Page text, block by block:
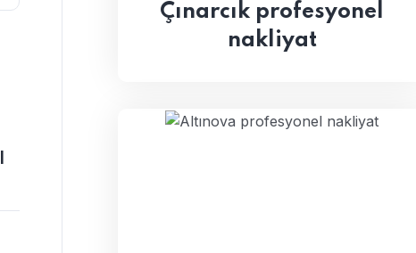
Çınarcık profesyonel
nakliyat